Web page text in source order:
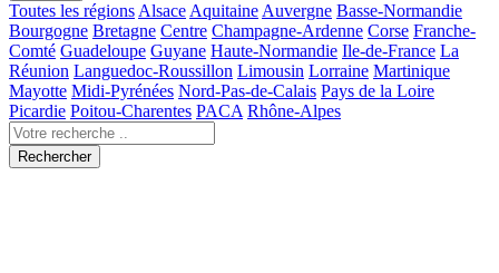
Toutes les régions Alsace Aquitaine Auvergne Basse-Normandie
Bourgogne Bretagne Centre Champagne-Ardenne Corse Franche-
Comté Guadeloupe Guyane Haute-Normandie Ile-de-France La
Réunion Languedoc-Roussillon Limousin Lorraine Martinique
Mayotte Midi-Pyrénées Nord-Pas-de-Calais Pays de la Loire
Picardie Poitou-Charentes PACA Rhône-Alpes
Rechercher